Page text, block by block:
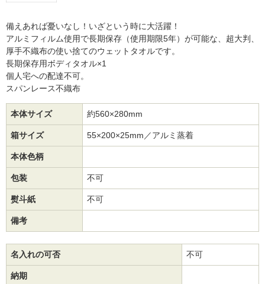
備えあれば憂いなし！いざという時に大活躍！
アルミフィルム使用で長期保存（使用期限5年）が可能な、超大判、
厚手不織布の使い捨てのウェットタオルです。
長期保存用ボディタオル×1
個人宅への配達不可。
スパンレース不織布
本体サイズ 約560×280mm
箱サイズ 55×200×25mm／アルミ蒸着
本体色柄
包装 不可
熨斗紙 不可
備考
名入れの可否 不可
納期